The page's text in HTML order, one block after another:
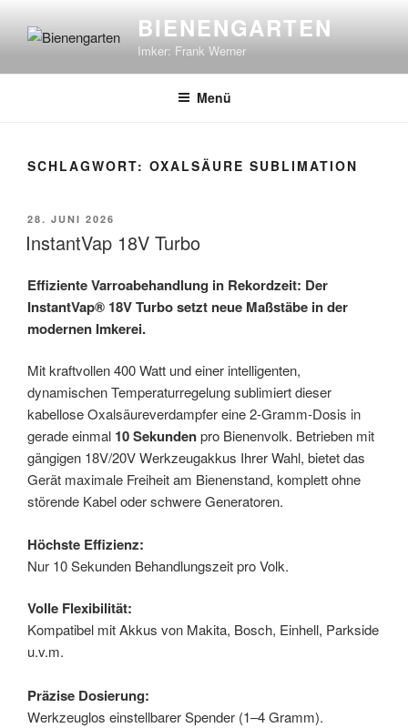
Inhalt
BIENENGARTEN
Imker: Frank Werner
Menü
SCHLAGWORT: OXALSÄURE SUBLIMATION
VERÖFFENTLICHT
AM
28. JUNI 2026
InstantVap 18V Turbo
Effiziente Varroabehandlung in Rekordzeit: Der
InstantVap® 18V Turbo setzt neue Maßstäbe in der
modernen Imkerei.
Mit kraftvollen 400 Watt und einer intelligenten,
dynamischen Temperaturregelung sublimiert dieser
kabellose Oxalsäureverdampfer eine 2-Gramm-Dosis in
gerade einmal 10 Sekundenpro Bienenvolk. Betrieben mit
gängigen 18V/20V Werkzeugakkus Ihrer Wahl, bietet das
Gerät maximale Freiheit am Bienenstand, komplett ohne
störende Kabel oder schwere Generatoren.
Höchste Effizienz:
Nur 10 Sekunden Behandlungszeit pro Volk.
Volle Flexibilität:
Kompatibel mit Akkus von Makita, Bosch, Einhell, Parkside
u.v.m.
Präzise Dosierung:
Werkzeuglos einstellbarer Spender (1–4 Gramm).